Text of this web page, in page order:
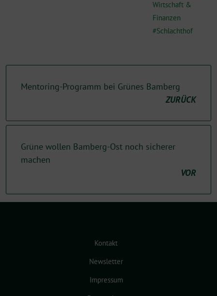
Wirtschaft &
Finanzen
Schlachthof
Mentoring-Programm bei Grünes Bamberg
ZURÜCK
Grüne wollen Bamberg-Ost noch sicherer
machen
VOR
Kontakt
Newsletter
Impressum